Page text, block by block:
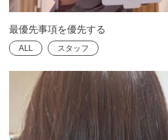
最優先事項を優先する
ALL スタッフ